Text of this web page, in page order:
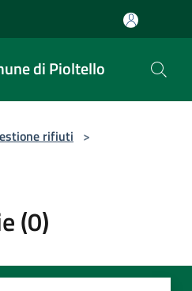
di Pioltello
rifiuti >
(0)